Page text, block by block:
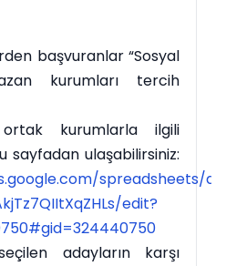
başvuranlar “Sosyal
kurumları tercih
ortak kurumlarla ilgili
sayfadan ulaşabilirsiniz:
spreadsheets/d/
edit?
adayların karşı